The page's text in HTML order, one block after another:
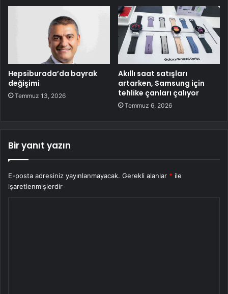
Hepsiburada’da bayrak
değişimi
Temmuz 13, 2026
Akıllı saat satışları
artarken, Samsung için
tehlike çanları çalıyor
Temmuz 6, 2026
Bir yanıt yazın
E-posta adresiniz yayınlanmayacak. Gerekli alanlar * ile
işaretlenmişlerdir